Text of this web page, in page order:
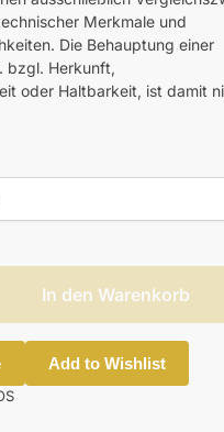
Merkmale und
Die Behauptung einer
bzgl. Herkunft,
oder Haltbarkeit, ist damit
In den Warenkorb
Add to Wishlist